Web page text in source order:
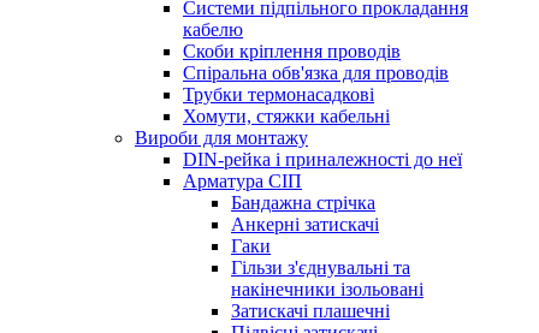
Системи підпільного прокладання
кабелю
Скоби кріплення проводів
Спіральна обв'язка для проводів
Трубки термонасадкові
Хомути, стяжки кабельні
Вироби для монтажу
DIN-рейка і приналежності до неї
Арматура СІП
Бандажна стрічка
Анкерні затискачі
Гаки
Гільзи з'єднувальні та
накінечники ізольовані
Затискачі плашечні